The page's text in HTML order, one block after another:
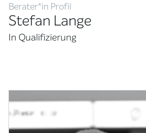
Berater*in Profil
Stefan Lange
In Qualifizierung